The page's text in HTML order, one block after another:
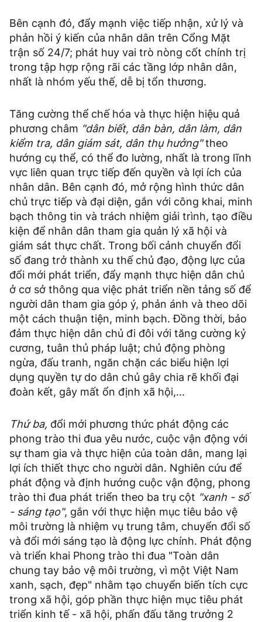
Bên cạnh đó, đẩy mạnh việc tiếp nhận, xử lý và
phản hồi ý kiến của nhân dân trên Cổng Mặt
trận số 24/7; phát huy vai trò nòng cốt chính trị
trong tập hợp rộng rãi các tầng lớp nhân dân,
nhất là nhóm yếu thế, dễ bị tổn thương.
Tăng cường thể chế hóa và thực hiện hiệu quả
phương châm "dân biết, dân bàn, dân làm, dân
kiểm tra, dân giám sát, dân thụ hưởng"theo
hướng cụ thể, có thể đo lường, nhất là trong lĩnh
vực liên quan trực tiếp đến quyền và lợi ích của
nhân dân. Bên cạnh đó, mở rộng hình thức dân
chủ trực tiếp và đại diện, gắn với công khai, minh
bạch thông tin và trách nhiệm giải trình, tạo điều
kiện để nhân dân tham gia quản lý xã hội và
giám sát thực chất. Trong bối cảnh chuyển đổi
số đang trở thành xu thế chủ đạo, động lực của
đổi mới phát triển, đẩy mạnh thực hiện dân chủ
ở cơ sở thông qua việc phát triển nền tảng số để
người dân tham gia góp ý, phản ánh và theo dõi
một cách thuận tiện, minh bạch. Đồng thời, bảo
đảm thực hiện dân chủ đi đôi với tăng cường kỷ
cương, tuân thủ pháp luật; chủ động phòng
ngừa, đấu tranh, ngăn chặn các biểu hiện lợi
dụng quyền tự do dân chủ gây chia rẽ khối đại
đoàn kết, gây mất ổn định xã hội,...
Thứ ba, đổi mới phương thức phát động các
phong trào thi đua yêu nước, cuộc vận động với
sự tham gia và thực hiện của toàn dân, mang lại
lợi ích thiết thực cho người dân. Nghiên cứu để
phát động và định hướng cuộc vận động, phong
trào thi đua phát triển theo ba trụ cột "xanh - số
- sáng tạo", gắn với thực hiện mục tiêu bảo vệ
môi trường là nhiệm vụ trung tâm, chuyển đổi số
và đổi mới sáng tạo là động lực chính. Phát động
và triển khai Phong trào thi đua "Toàn dân
chung tay bảo vệ môi trường, vì một Việt Nam
xanh, sạch, đẹp" nhằm tạo chuyển biến tích cực
trong xã hội, góp phần thực hiện mục tiêu phát
triển kinh tế - xã hội, phấn đấu tăng trưởng 2